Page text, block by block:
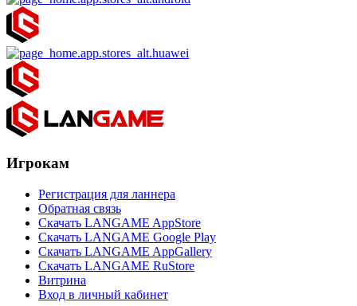
Игрокам
Регистрация для ланнера
Обратная связь
Скачать LANGAME AppStore
Скачать LANGAME Google Play
Скачать LANGAME AppGallery
Скачать LANGAME RuStore
Витрина
Вход в личный кабинет